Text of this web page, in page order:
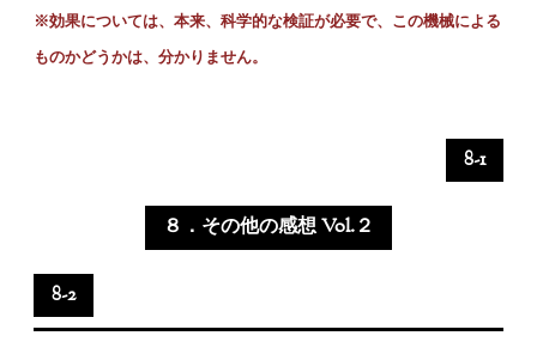
※効果については、本来、科学的な検証が必要で、この機械による
ものかどうかは、分かりません。
8-1
８．その他の感想 Vol.２
8-2